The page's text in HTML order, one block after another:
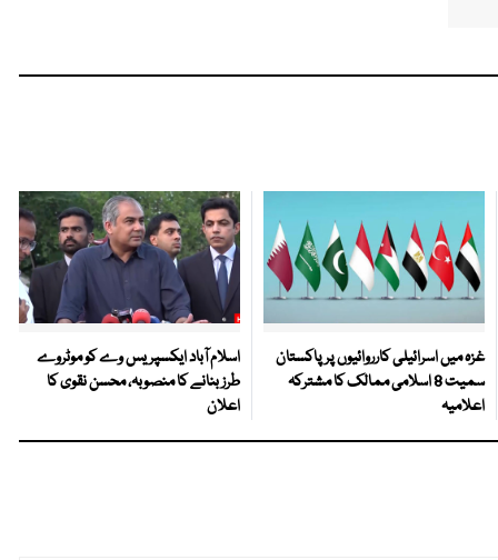
غزہ میں اسرائیلی کارروائیوں پر پاکستان
سمیت 8 اسلامی ممالک کا مشترکہ
اعلامیہ
اسلام آباد ایکسپریس وے کو موٹروے
طرز بنانے کا منصوبہ، محسن نقوی کا
اعلان